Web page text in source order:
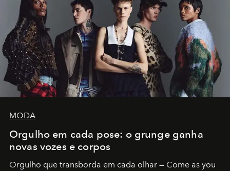
MODA
Orgulho em cada pose: o grunge ganha
novas vozes e corpos
Orgulho que transborda em cada olhar — Come as you